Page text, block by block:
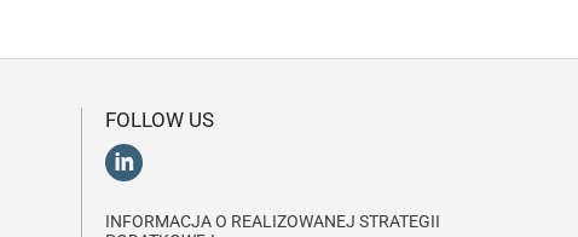
FOLLOW US
INFORMACJA O REALIZOWANEJ STRATEGII